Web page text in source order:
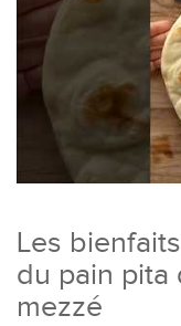
Les
du pain pita
mezzé